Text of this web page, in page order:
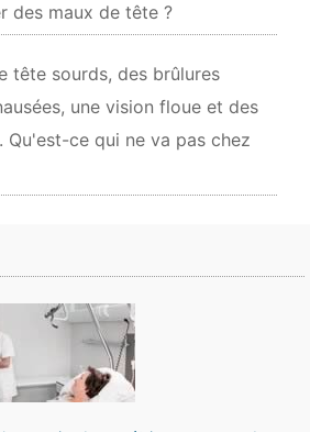
des maux de tête ?
tête sourds, des brûlures
une vision floue et des
Qu'est-ce qui ne va pas chez